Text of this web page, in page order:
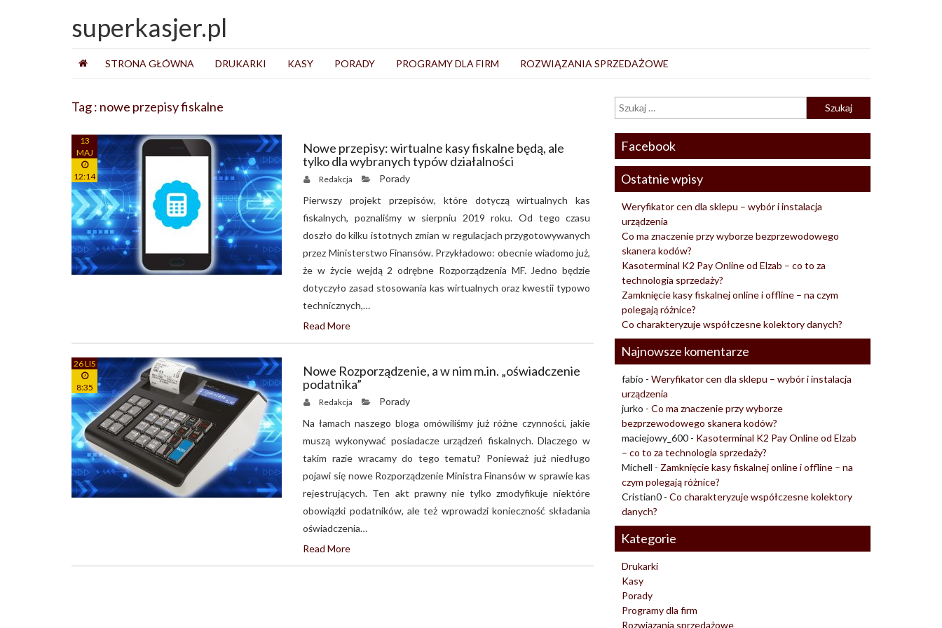
superkasjer.pl
STRONA GŁÓWNA DRUKARKI KASY PORADY PROGRAMY DLA FIRM ROZWIĄZANIA SPRZEDAŻOWE
Tag : nowe przepisy fiskalne
13
MAJ
12:14
Nowe przepisy: wirtualne kasy fiskalne będą, ale
tylko dla wybranych typów działalności
Redakcja
Porady
Pierwszy projekt przepisów, które dotyczą wirtualnych kas
fiskalnych, poznaliśmy w sierpniu 2019 roku. Od tego czasu
doszło do kilku istotnych zmian w regulacjach przygotowywanych
przez Ministerstwo Finansów. Przykładowo: obecnie wiadomo już,
że w życie wejdą 2 odrębne Rozporządzenia MF. Jedno będzie
dotyczyło zasad stosowania kas wirtualnych oraz kwestii typowo
technicznych,…
Read More
26 LIS
8:35
Nowe Rozporządzenie, a w nim m.in. „oświadczenie
podatnika”
Redakcja
Porady
Na łamach naszego bloga omówiliśmy już różne czynności, jakie
muszą wykonywać posiadacze urządzeń fiskalnych. Dlaczego w
takim razie wracamy do tego tematu? Ponieważ już niedługo
pojawi się nowe Rozporządzenie Ministra Finansów w sprawie kas
rejestrujących. Ten akt prawny nie tylko zmodyfikuje niektóre
obowiązki podatników, ale też wprowadzi konieczność składania
oświadczenia…
Read More
Facebook
Ostatnie wpisy
Weryfikator cen dla sklepu – wybór i instalacja
urządzenia
Co ma znaczenie przy wyborze bezprzewodowego
skanera kodów?
Kasoterminal K2 Pay Online od Elzab – co to za
technologia sprzedaży?
Zamknięcie kasy fiskalnej online i offline – na czym
polegają różnice?
Co charakteryzuje współczesne kolektory danych?
Najnowsze komentarze
fabio - Weryfikator cen dla sklepu – wybór i instalacja
urządzenia
jurko - Co ma znaczenie przy wyborze
bezprzewodowego skanera kodów?
maciejowy_600 - Kasoterminal K2 Pay Online od Elzab
– co to za technologia sprzedaży?
Michell - Zamknięcie kasy fiskalnej online i offline – na
czym polegają różnice?
Cristian0 - Co charakteryzuje współczesne kolektory
danych?
Kategorie
Drukarki
Kasy
Porady
Programy dla firm
Rozwiązania sprzedażowe